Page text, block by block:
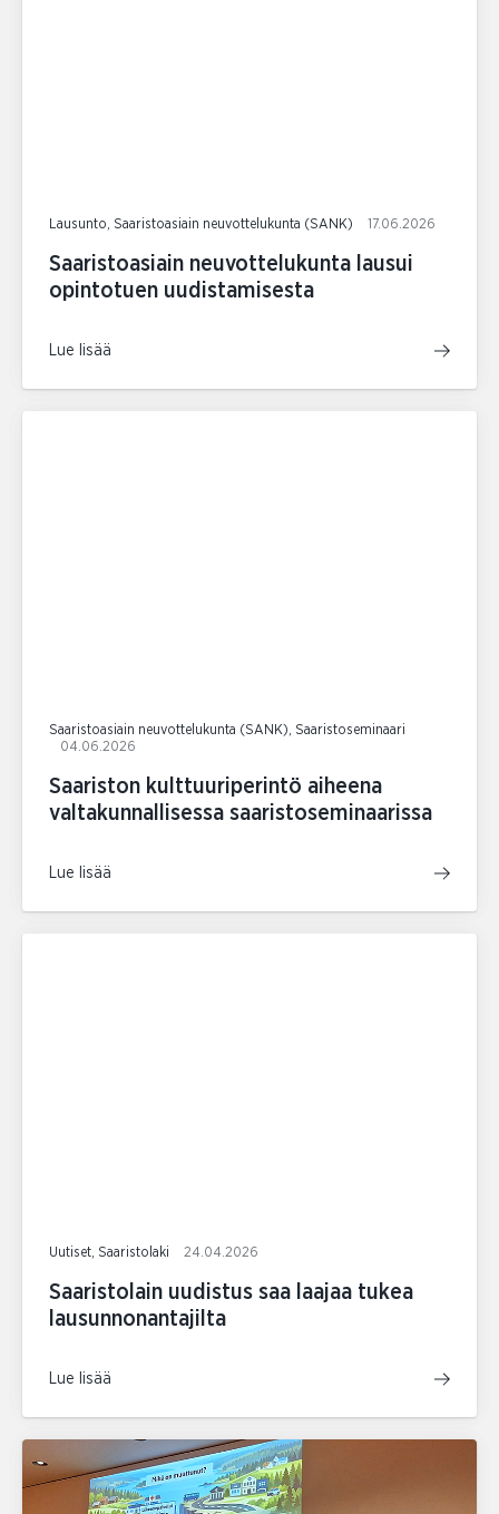
Lausunto, Saaristoasiain neuvottelukunta (SANK) 17.06.2026
Saaristoasiain neuvottelukunta lausui
opintotuen uudistamisesta
Lue lisää
Saaristoasiain neuvottelukunta (SANK), Saaristoseminaari
04.06.2026
Saariston kulttuuriperintö aiheena
valtakunnallisessa saaristoseminaarissa
Lue lisää
Uutiset, Saaristolaki 24.04.2026
Saaristolain uudistus saa laajaa tukea
lausunnonantajilta
Lue lisää